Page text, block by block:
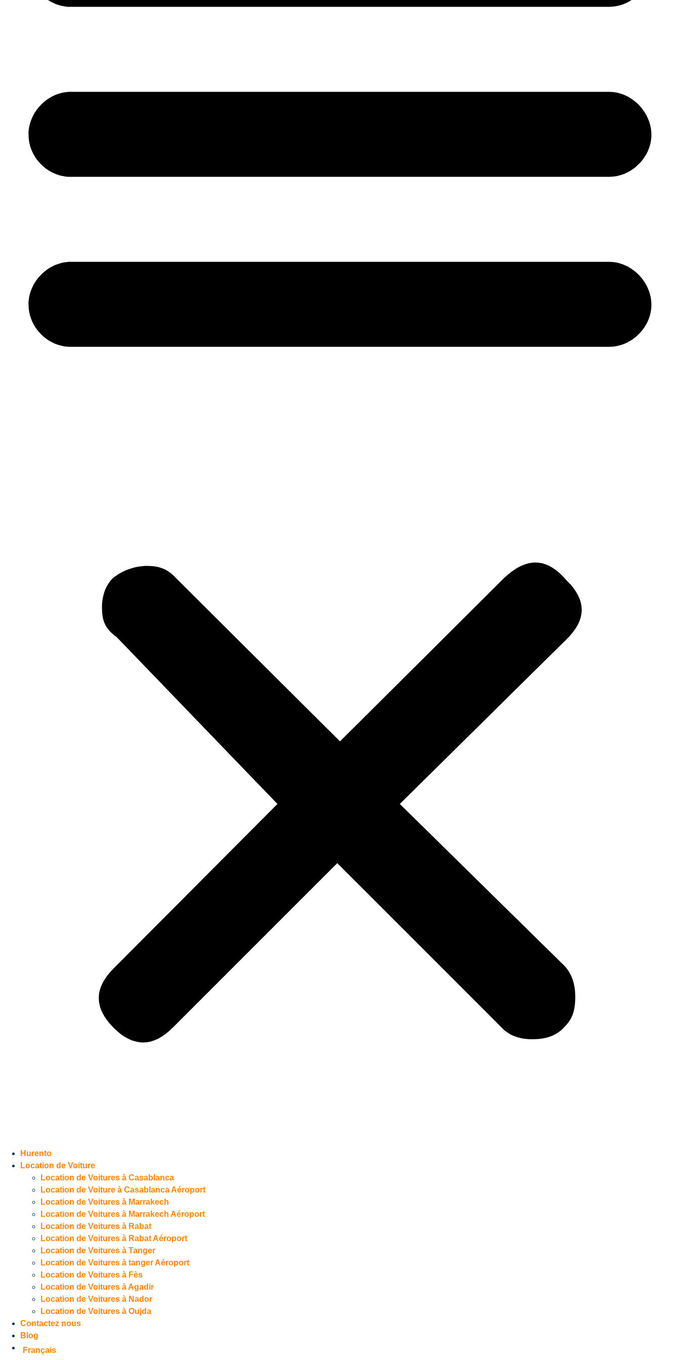
Hurento
Location de Voiture
Location de Voitures à Casablanca
Location de Voiture à Casablanca Aéroport
Location de Voitures à Marrakech
Location de Voitures à Marrakech Aéroport
Location de Voitures à Rabat
Location de Voitures à Rabat Aéroport
Location de Voitures à Tanger
Location de Voitures à tanger Aéroport
Location de Voitures à Fès
Location de Voitures à Agadir
Location de Voitures à Nador
Location de Voitures à Oujda
Contactez nous
Blog
Français